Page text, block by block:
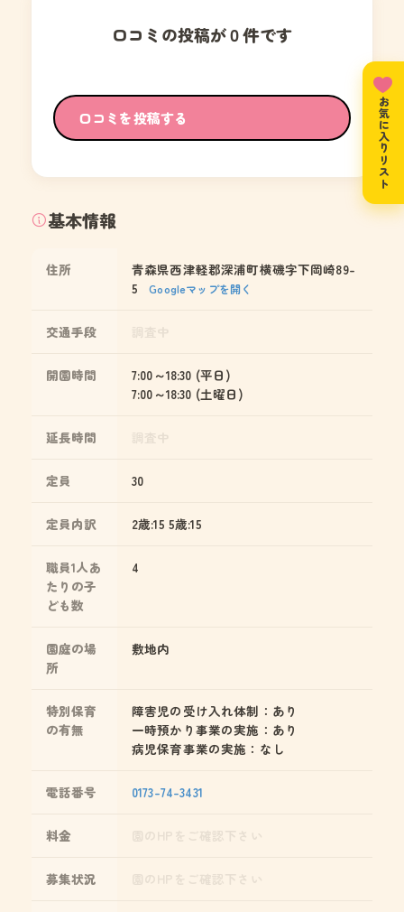
口コミの投稿が０件です
口コミを投稿する
基本情報
住所
青森県西津軽郡深浦町横磯字下岡崎89-
5
Googleマップを開く
交通手段
開園時間
7:00～18:30 (平日)
7:00～18:30 (土曜日)
延長時間
定員 30
定員内訳 2歳:15 5歳:15
職員1人あ
たりの子
ども数
4
園庭の場
所
敷地内
特別保育
の有無
障害児の受け入れ体制：あり
一時預かり事業の実施：あり
病児保育事業の実施：なし
電話番号 0173-74-3431
料金
募集状況
お気に入りリスト